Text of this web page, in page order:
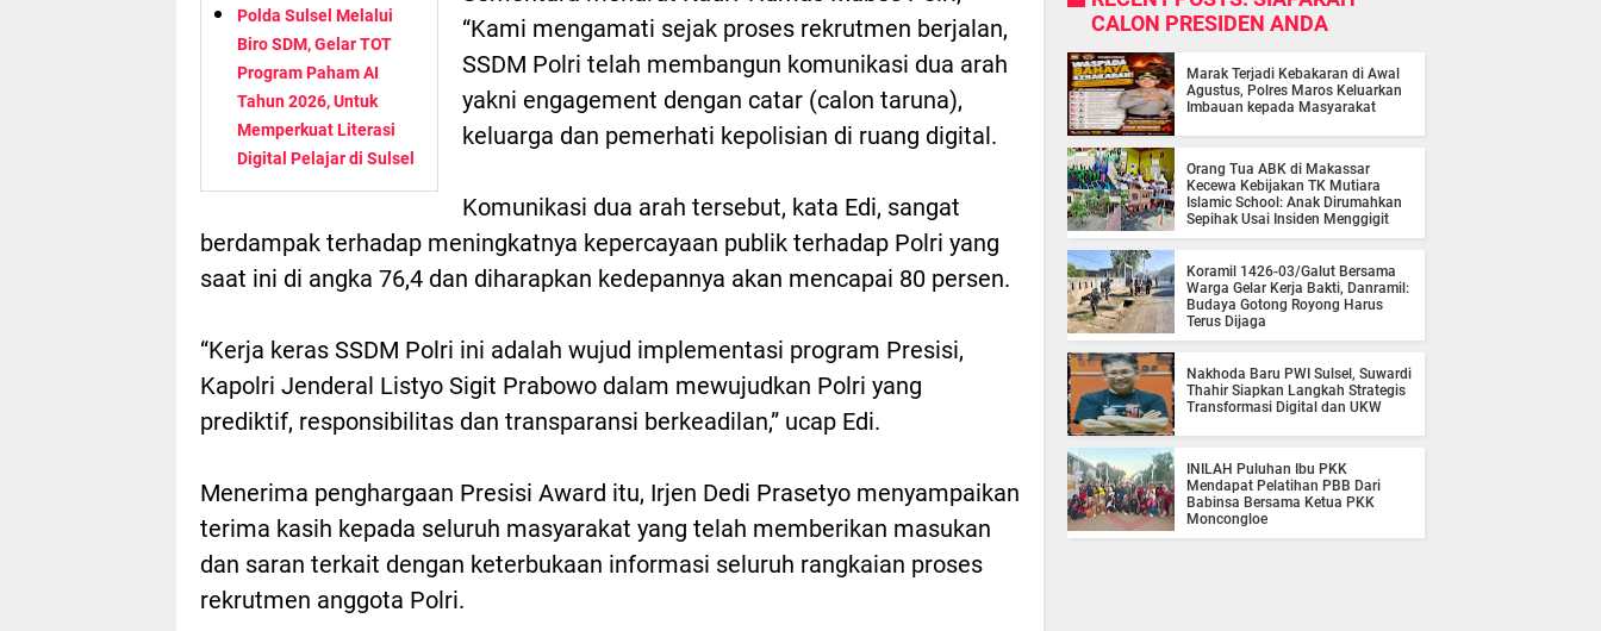
Polda Sulsel Melalui
Biro SDM, Gelar TOT
Program Paham AI
Tahun 2026, Untuk
Memperkuat Literasi
Digital Pelajar di Sulsel
“Kami mengamati sejak proses rekrutmen berjalan,
SSDM Polri telah membangun komunikasi dua arah
yakni engagement dengan catar (calon taruna),
keluarga dan pemerhati kepolisian di ruang digital.
Komunikasi dua arah tersebut, kata Edi, sangat
berdampak terhadap meningkatnya kepercayaan publik terhadap Polri yang
saat ini di angka 76,4 dan diharapkan kedepannya akan mencapai 80 persen.
“Kerja keras SSDM Polri ini adalah wujud implementasi program Presisi,
Kapolri Jenderal Listyo Sigit Prabowo dalam mewujudkan Polri yang
prediktif, responsibilitas dan transparansi berkeadilan,” ucap Edi.
Menerima penghargaan Presisi Award itu, Irjen Dedi Prasetyo menyampaikan
terima kasih kepada seluruh masyarakat yang telah memberikan masukan
dan saran terkait dengan keterbukaan informasi seluruh rangkaian proses
rekrutmen anggota Polri.
CALON PRESIDEN ANDA
Marak Terjadi Kebakaran di Awal
Agustus, Polres Maros Keluarkan
Imbauan kepada Masyarakat
Orang Tua ABK di Makassar
Kecewa Kebijakan TK Mutiara
Islamic School: Anak Dirumahkan
Sepihak Usai Insiden Menggigit
Koramil 1426-03/Galut Bersama
Warga Gelar Kerja Bakti, Danramil:
Budaya Gotong Royong Harus
Terus Dijaga
Nakhoda Baru PWI Sulsel, Suwardi
Thahir Siapkan Langkah Strategis
Transformasi Digital dan UKW
INILAH Puluhan Ibu PKK
Mendapat Pelatihan PBB Dari
Babinsa Bersama Ketua PKK
Moncongloe